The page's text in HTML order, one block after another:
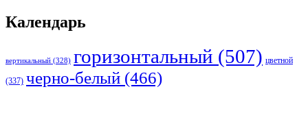
Календарь
вертикальный (328) горизонтальный (507) цветной
(337) черно-белый (466)